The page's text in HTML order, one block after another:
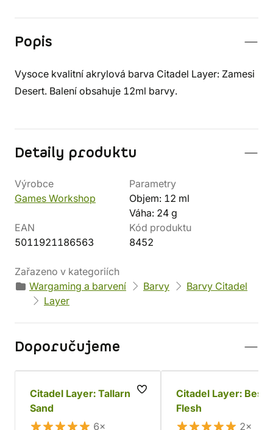
Popis
Vysoce kvalitní akrylová barva Citadel Layer: Zamesi
Desert. Balení obsahuje 12ml barvy.
Detaily produktu
Výrobce
Games Workshop
Parametry
Objem: 12 ml
Váha: 24 g
EAN
5011921186563
Kód produktu
8452
Zařazeno v kategoriích
Wargaming a barvení
Barvy
Barvy Citadel
Layer
Doporučujeme
Citadel Layer: Tallarn
Sand
6×
Citadel Layer:
Flesh
2×